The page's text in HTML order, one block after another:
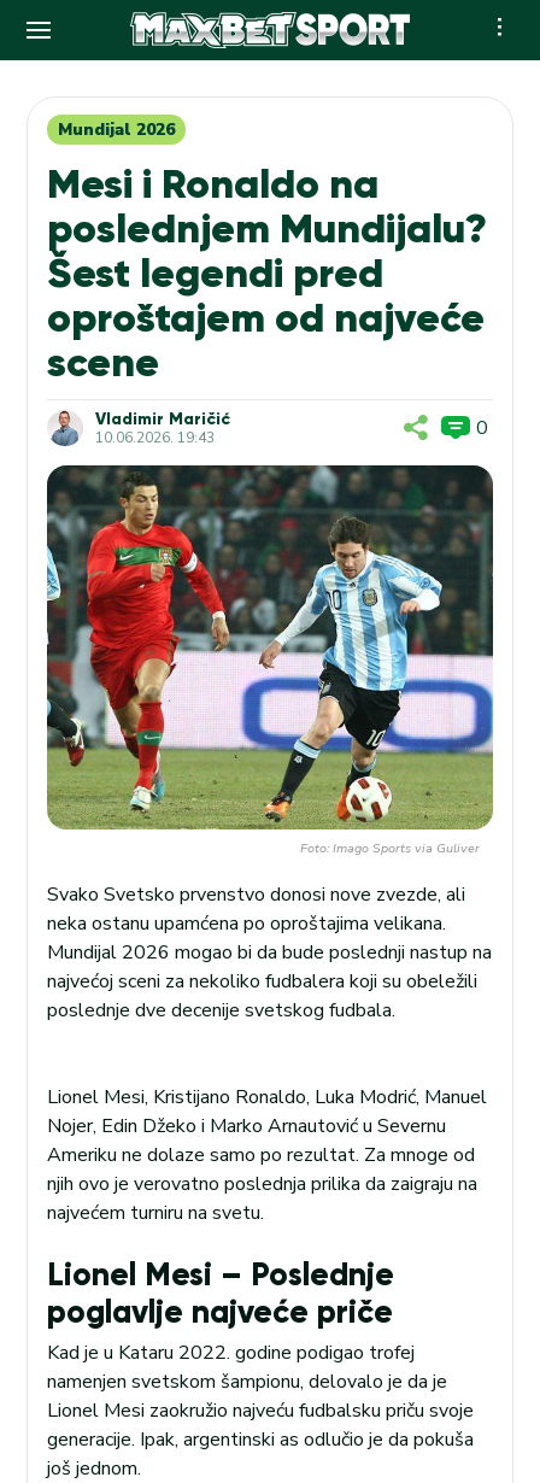
contentMundijal 2026
Mesi i Ronaldo na
poslednjem Mundijalu?
Šest legendi pred
oproštajem od najveće
scene
Vladimir Maričić
10.06.2026. 19:43 0
Foto: Imago Sports via Guliver
Svako Svetsko prvenstvo donosi nove zvezde, ali
neka ostanu upamćena po oproštajima velikana.
Mundijal 2026 mogao bi da bude poslednji nastup na
najvećoj sceni za nekoliko fudbalera koji su obeležili
poslednje dve decenije svetskog fudbala.
Lionel Mesi, Kristijano Ronaldo, Luka Modrić, Manuel
Nojer, Edin Džeko i Marko Arnautović u Severnu
Ameriku ne dolaze samo po rezultat. Za mnoge od
njih ovo je verovatno poslednja prilika da zaigraju na
najvećem turniru na svetu.
Lionel Mesi – Poslednje
poglavlje najveće priče
Kad je u Kataru 2022. godine podigao trofej
namenjen svetskom šampionu, delovalo je da je
Lionel Mesi zaokružio najveću fudbalsku priču svoje
generacije. Ipak, argentinski as odlučio je da pokuša
još jednom.